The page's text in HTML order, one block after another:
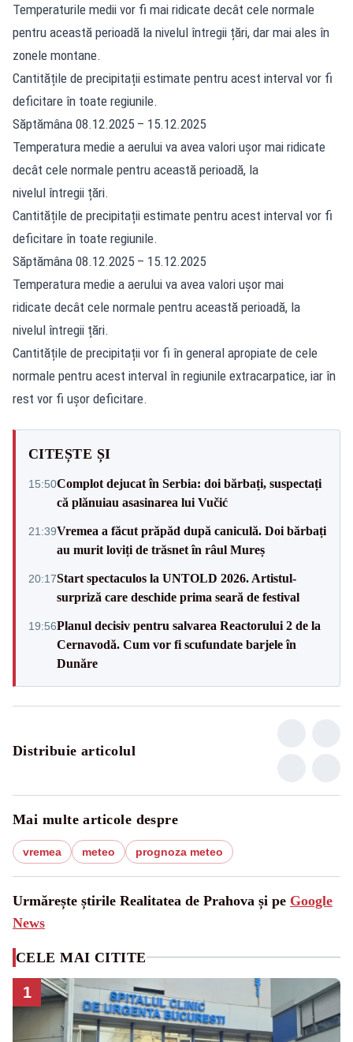
Temperaturile medii vor fi mai ridicate decât cele normale
pentru această perioadă la nivelul întregii țări, dar mai ales în
zonele montane.
Cantitățile de precipitații estimate pentru acest interval vor fi
deficitare în toate regiunile.
Săptămâna 08.12.2025 – 15.12.2025
Temperatura medie a aerului va avea valori ușor mai ridicate
decât cele normale pentru această perioadă, la
nivelul întregii țări.
Cantitățile de precipitații estimate pentru acest interval vor fi
deficitare în toate regiunile.
Săptămâna 08.12.2025 – 15.12.2025
Temperatura medie a aerului va avea valori ușor mai
ridicate decât cele normale pentru această perioadă, la
nivelul întregii țări.
Cantitățile de precipitații vor fi în general apropiate de cele
normale pentru acest interval în regiunile extracarpatice, iar în
rest vor fi ușor deficitare.
CITEȘTE ȘI
15:50Complot dejucat în Serbia: doi bărbați, suspectați
că plănuiau asasinarea lui Vučić
21:39Vremea a făcut prăpăd după caniculă. Doi bărbați
au murit loviți de trăsnet în râul Mureș
20:17Start spectaculos la UNTOLD 2026. Artistul-
surpriză care deschide prima seară de festival
19:56Planul decisiv pentru salvarea Reactorului 2 de la
Cernavodă. Cum vor fi scufundate barjele în
Dunăre
Distribuie articolul
Mai multe articole despre
vremea meteo prognoza meteo
Urmărește știrile Realitatea de Prahova și pe Google
News
CELE MAI CITITE
1